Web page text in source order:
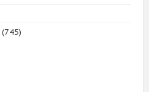
(745)